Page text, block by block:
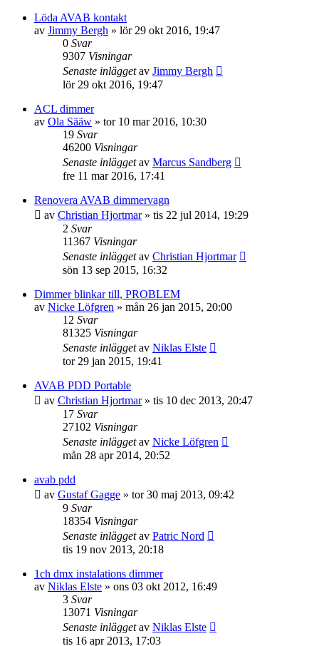
Löda AVAB kontakt
av Jimmy Bergh » lör 29 okt 2016, 19:47
0 Svar
9307 Visningar
Senaste inläggetav Jimmy Bergh
lör 29 okt 2016, 19:47
ACL dimmer
av Ola Sääw » tor 10 mar 2016, 10:30
19 Svar
46200 Visningar
Senaste inläggetav Marcus Sandberg
fre 11 mar 2016, 17:41
Renovera AVAB dimmervagn
av Christian Hjortmar» tis 22 jul 2014, 19:29
2 Svar
11367 Visningar
Senaste inläggetav Christian Hjortmar
sön 13 sep 2015, 16:32
Dimmer blinkar till, PROBLEM
av Nicke Löfgren » mån 26 jan 2015, 20:00
12 Svar
81325 Visningar
Senaste inläggetav Niklas Elste
tor 29 jan 2015, 19:41
AVAB PDD Portable
av Christian Hjortmar» tis 10 dec 2013, 20:47
17 Svar
27102 Visningar
Senaste inläggetav Nicke Löfgren
mån 28 apr 2014, 20:52
avab pdd
av Gustaf Gagge » tor 30 maj 2013, 09:42
9 Svar
18354 Visningar
Senaste inläggetav Patric Nord
tis 19 nov 2013, 20:18
1ch dmx instalations dimmer
av Niklas Elste » ons 03 okt 2012, 16:49
3 Svar
13071 Visningar
Senaste inläggetav Niklas Elste
tis 16 apr 2013, 17:03